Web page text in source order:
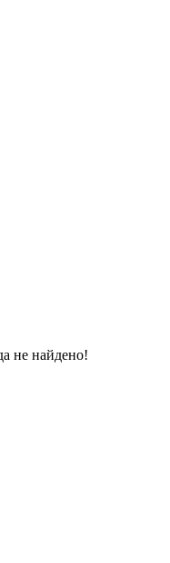
не найдено!